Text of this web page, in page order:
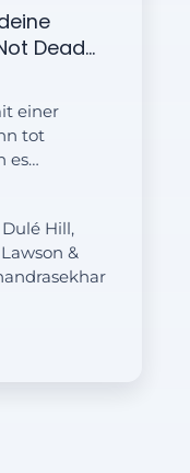
Dead...
einer
tot
es
Hill,
&